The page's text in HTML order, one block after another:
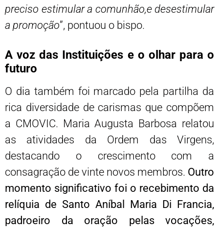
preciso estimular a comunhão,e desestimular
a promoção”, pontuou o bispo.
A voz das Instituições e o olhar para o
futuro
O dia também foi marcado pela partilha da
rica diversidade de carismas que compõem
a CMOVIC. Maria Augusta Barbosa relatou
as atividades da Ordem das Virgens,
destacando o crescimento com a
consagração de vinte novos membros. Outro
momento significativo foi o recebimento da
relíquia de Santo Aníbal Maria Di Francia,
padroeiro da oração pelas vocações,